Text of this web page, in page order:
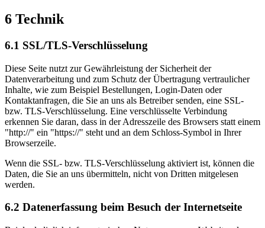
6 Technik
6.1 SSL/TLS-Verschlüsselung
Diese Seite nutzt zur Gewährleistung der Sicherheit der
Datenverarbeitung und zum Schutz der Übertragung vertraulicher
Inhalte, wie zum Beispiel Bestellungen, Login-Daten oder
Kontaktanfragen, die Sie an uns als Betreiber senden, eine SSL-
bzw. TLS-Verschlüsselung. Eine verschlüsselte Verbindung
erkennen Sie daran, dass in der Adresszeile des Browsers statt einem
"http://" ein "https://" steht und an dem Schloss-Symbol in Ihrer
Browserzeile.
Wenn die SSL- bzw. TLS-Verschlüsselung aktiviert ist, können die
Daten, die Sie an uns übermitteln, nicht von Dritten mitgelesen
werden.
6.2 Datenerfassung beim Besuch der Internetseite